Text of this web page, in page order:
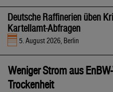
Deutsche Raffinerien üben
Kartellamt-Abfragen
5. August 2026, Berlin
Weniger Strom aus
Trockenheit